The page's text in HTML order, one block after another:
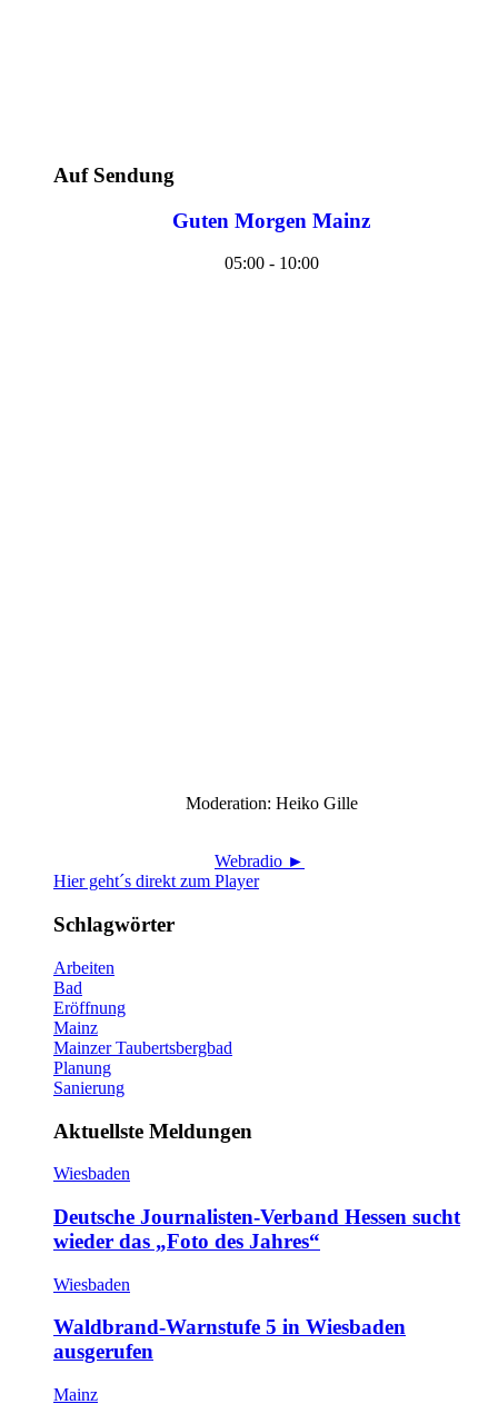
Auf Sendung
Guten Morgen Mainz
05:00 - 10:00
Moderation: Heiko Gille
Webradio ►
Hier geht´s direkt zum Player
Schlagwörter
Arbeiten
Bad
Eröffnung
Mainz
Mainzer Taubertsbergbad
Planung
Sanierung
Aktuellste Meldungen
Wiesbaden
Deutsche Journalisten-Verband Hessen sucht
wieder das „Foto des Jahres“
Wiesbaden
Waldbrand-Warnstufe 5 in Wiesbaden
ausgerufen
Mainz